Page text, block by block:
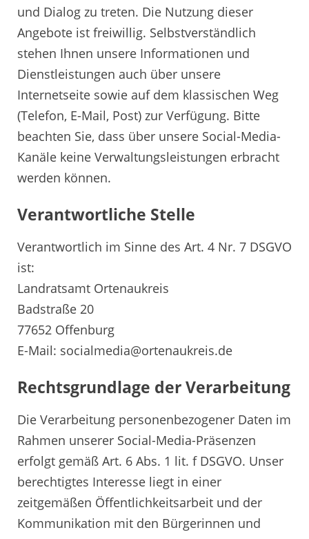
und Dialog zu treten. Die Nutzung dieser
Angebote ist freiwillig. Selbstverständlich
stehen Ihnen unsere Informationen und
Dienstleistungen auch über unsere
Internetseite sowie auf dem klassischen Weg
(Telefon, E-Mail, Post) zur Verfügung. Bitte
beachten Sie, dass über unsere Social-Media-
Kanäle keine Verwaltungsleistungen erbracht
werden können.
Verantwortliche Stelle
Verantwortlich im Sinne des Art. 4 Nr. 7 DSGVO
ist:
Landratsamt Ortenaukreis
Badstraße 20
77652 Offenburg
E-Mail: socialmedia@ortenaukreis.de
Rechtsgrundlage der Verarbeitung
Die Verarbeitung personenbezogener Daten im
Rahmen unserer Social-Media-Präsenzen
erfolgt gemäß Art. 6 Abs. 1 lit. f DSGVO. Unser
berechtigtes Interesse liegt in einer
zeitgemäßen Öffentlichkeitsarbeit und der
Kommunikation mit den Bürgerinnen und